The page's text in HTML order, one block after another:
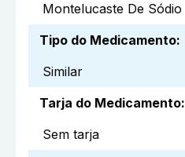
Montelucaste De Sódio
Tipo do Medicamento:
Similar
Tarja do Medicamento:
Sem tarja